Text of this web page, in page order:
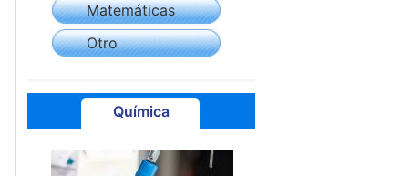
Matemáticas
Otro
Química